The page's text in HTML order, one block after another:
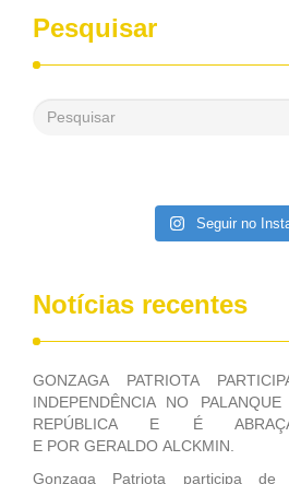
desenvolvimento dos seus
passado, essa Fundação distribuiu
reais, com suas maravilhosas
saneamento básico, em pequenas
Patriota disse ainda que, mesmo
Pesquisar
Seguir no
Notícias recentes
GONZAGA PATRIOTA
INDEPENDÊNCIA NO
REPÚBLICA E É
E POR GERALDO ALCKMIN.
Gonzaga Patriota participa